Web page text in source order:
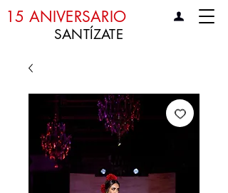
15 ANIVERSARIO
SANTÍZATE